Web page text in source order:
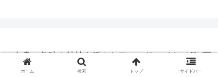
自身の趣味や特技を活かしアフィリエイトで月3万
円の収益を生み出すためのブログ
ホーム 検索 トップ サイドバー